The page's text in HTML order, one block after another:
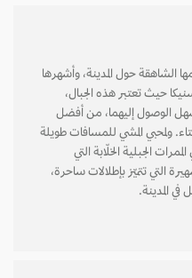
حول المدينة، وأشهرها
حيث تعتبر هذه الجبال،
الوصول إليهما، من أفضل
ولمحبي المشي للمسافات طويلة
الجبلية الخلّابة التي
التي تتميّز بإطلالات ساحرة،